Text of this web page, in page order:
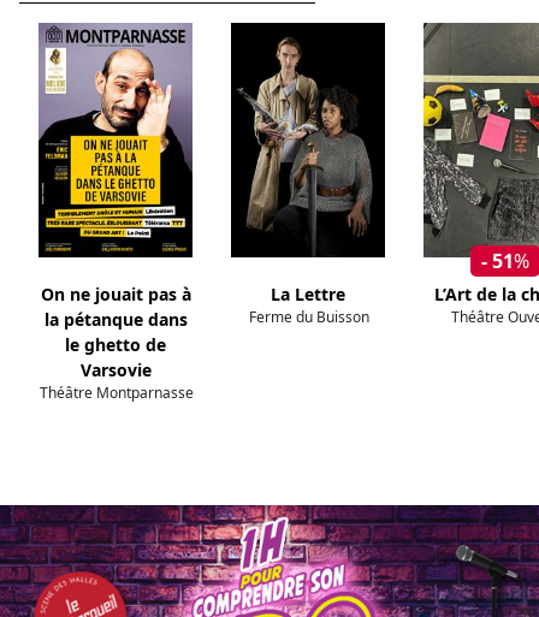
On ne jouait pas à
la pétanque dans
le ghetto de
Varsovie
Théâtre Montparnasse
La Lettre
Ferme du Buisson
- 51%
L’Art de la
Théâtre